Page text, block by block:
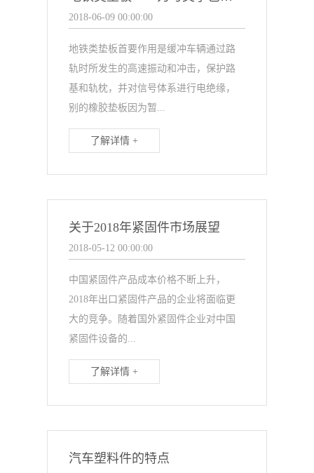
2018-06-09 00:00:00
地铁类垫板首要作用是缓冲车辆通过路
轨时所发生的高速振动和冲击，保护路
基和轨枕，并对信号体系进行电绝缘，
别的橡胶垫板因为暂...
了解详情 +
关于2018年紧固件市场展望
2018-05-12 00:00:00
中国紧固件产品成本价格不断上升，
2018年出口紧固件产品的企业将面临更
大的竞争。随着国外紧固件企业对中国
紧固件设备的...
了解详情 +
汽车塑料件的特点